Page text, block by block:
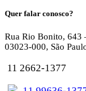
Quer falar conosco?
Rua Rio Bonito, 643
03023-000, São
11 2662-1377